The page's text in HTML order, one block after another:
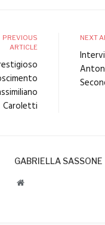
PREVIOUS
ARTICLE
Caroletti
NEXT
GABRIELLA SASSONE
Website